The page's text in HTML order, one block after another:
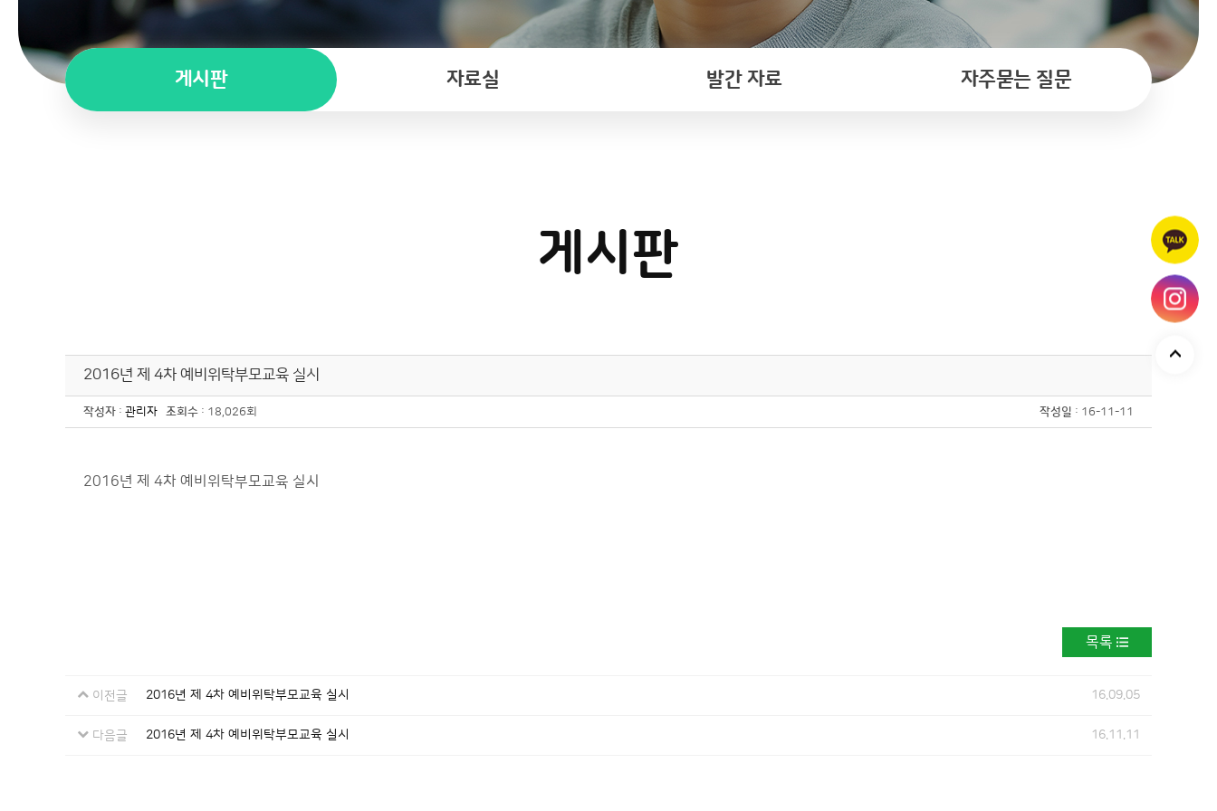
게시판 자료실 발간 자료 자주묻는 질문
게시판
2016년 제 4차 예비위탁부모교육 실시
작성자 : 관리자 조회수 : 18,026회 작성일 : 16-11-11
2016년 제 4차 예비위탁부모교육 실시
목록
이전글 2016년 제 4차 예비위탁부모교육 실시 16.09.05
다음글 2016년 제 4차 예비위탁부모교육 실시 16.11.11